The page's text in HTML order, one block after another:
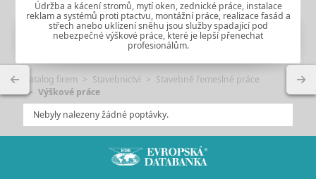
Údržba a kácení stromů, mytí oken, zednické práce, instalace
reklam a systémů proti ptactvu, montážní práce, realizace fasád a
střech anebo uklízení sněhu jsou služby spadající pod
nebezpečné výškové práce, které je lepší přenechat
profesionálům.
Katalog firem Stavebnictví
Stavebně řemeslné práce
Výškové práce
Nebyly nalezeny žádné poptávky.